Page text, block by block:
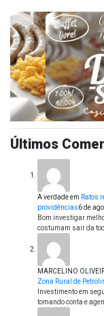
Últimos
A verdadeem Ratos
providências6 de
Bom investigar
costumam sair da
MARCELINO
Zona Rural de
Investimento em
tomando conta e